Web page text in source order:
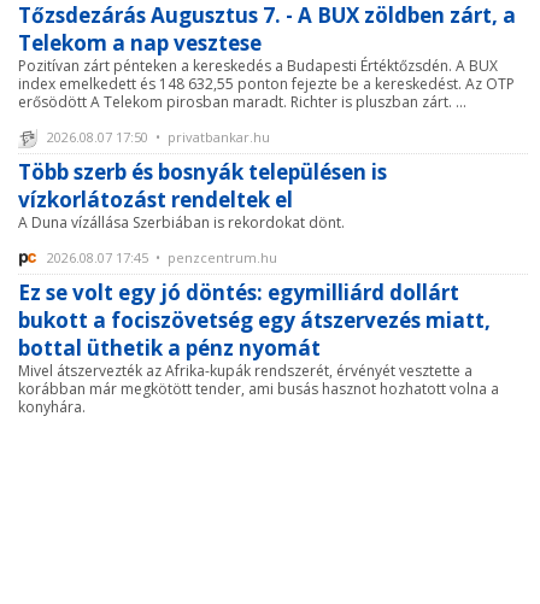
Tőzsdezárás Augusztus 7. - A BUX zöldben zárt, a
Telekom a nap vesztese
Pozitívan zárt pénteken a kereskedés a Budapesti Értéktőzsdén. A BUX
index emelkedett és 148 632,55 ponton fejezte be a kereskedést. Az OTP
erősödött A Telekom pirosban maradt. Richter is pluszban zárt. ...
2026.08.07 17:50 • privatbankar.hu
Több szerb és bosnyák településen is
vízkorlátozást rendeltek el
A Duna vízállása Szerbiában is rekordokat dönt.
2026.08.07 17:45 • penzcentrum.hu
Ez se volt egy jó döntés: egymilliárd dollárt
bukott a fociszövetség egy átszervezés miatt,
bottal üthetik a pénz nyomát
Mivel átszervezték az Afrika-kupák rendszerét, érvényét vesztette a
korábban már megkötött tender, ami busás hasznot hozhatott volna a
konyhára.